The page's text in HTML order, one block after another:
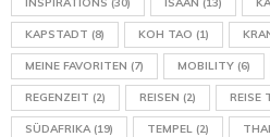
KAPSTADT (8) KOH TAO (1)
MEINE FAVORITEN (7) MOBILITY (6)
REGENZEIT (2) REISEN (2) REISE
SÜDAFRIKA(19) TEMPEL (2)